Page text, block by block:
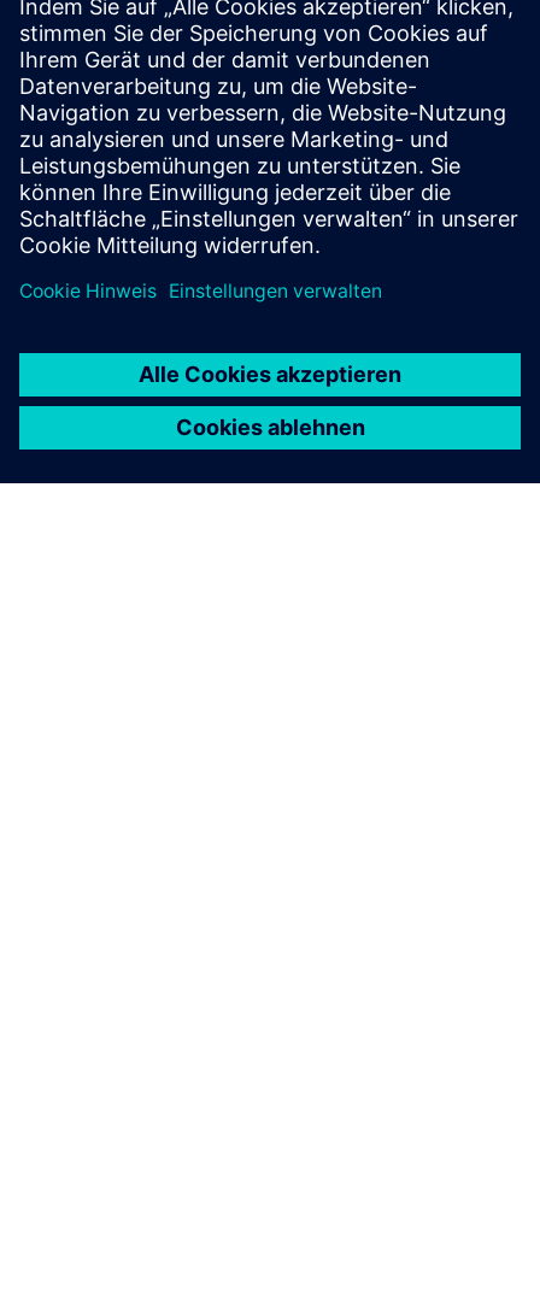
Generativer KI-gestützter
Assistent
und wie wir unsere Vision vorantreiben, Menschen
durch den Einsatz generativer KI in der Werkstatt zu
stärken.